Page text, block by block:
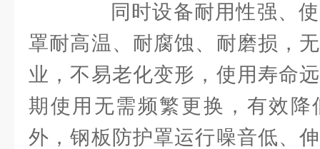
同时设备耐用性强、使
罩耐高温、耐腐蚀、耐磨损，
业，不易老化变形，使用寿命
期使用无需频繁更换，有效降
外，钢板防护罩运行噪音低、